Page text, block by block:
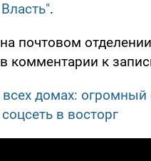
.
почтовом
комментарии к
всех домах:
в восторг